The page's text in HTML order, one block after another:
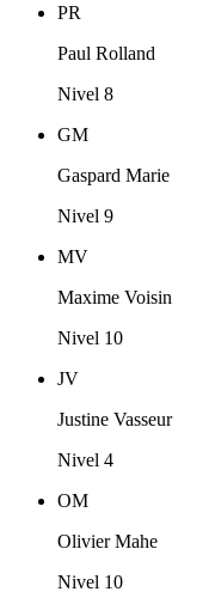
PR
Paul Rolland
Nivel 8
GM
Gaspard Marie
Nivel 9
MV
Maxime Voisin
Nivel 10
JV
Justine Vasseur
Nivel 4
OM
Olivier Mahe
Nivel 10